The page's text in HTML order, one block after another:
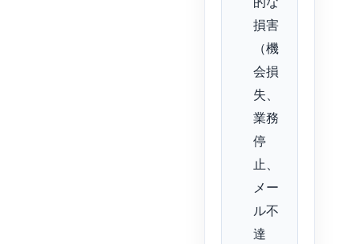
損害
（機
会損
失、
業務
停
止、
メー
ル不
達